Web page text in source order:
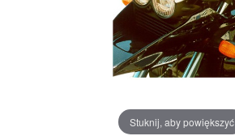
Stuknij, aby powiększyć